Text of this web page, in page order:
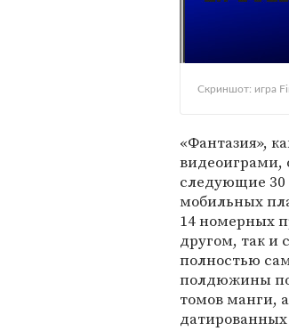
Скриншот: игра
«Фантазия»,
видеоиграми,
следующие 30
мобильных
14 номерных
другом, так и
полностью
полдюжины
томов манги,